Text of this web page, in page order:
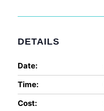
DETAILS
Date:
Time:
Cost: